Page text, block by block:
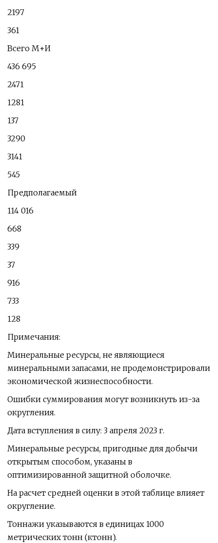
2197
361
Всего М+И
436 695
2471
1281
137
3290
3141
545
Предполагаемый
114 016
668
339
37
916
733
128
Примечания:
Минеральные ресурсы, не являющиеся
минеральными запасами, не продемонстрировали
экономической жизнеспособности.
Ошибки суммирования могут возникнуть из-за
округления.
Дата вступления в силу: 3 апреля 2023 г.
Минеральные ресурсы, пригодные для добычи
открытым способом, указаны в
оптимизированной защитной оболочке.
На расчет средней оценки в этой таблице влияет
округление.
Тоннажи указываются в единицах 1000
метрических тонн (ктонн).